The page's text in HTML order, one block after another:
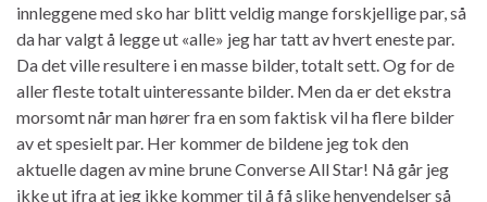
innleggene med sko har blitt veldig mange forskjellige par, så
da har valgt å legge ut «alle» jeg har tatt av hvert eneste par.
Da det ville resultere i en masse bilder, totalt sett. Og for de
aller fleste totalt uinteressante bilder. Men da er det ekstra
morsomt når man hører fra en som faktisk vil ha flere bilder
av et spesielt par. Her kommer de bildene jeg tok den
aktuelle dagen av mine brune Converse All Star! Nå går jeg
ikke ut ifra at jeg ikke kommer til å få slike henvendelser så